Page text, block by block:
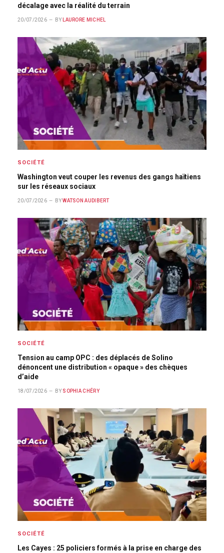
décalage avec la réalité du terrain
20/07/2026 BY LAURORE MICHEL
SOCIÉTÉ
Washington veut couper les revenus des gangs haïtiens
sur les réseaux sociaux
20/07/2026 BY WATSON AUDIBERT
SOCIÉTÉ
Tension au camp OPC : des déplacés de Solino
dénoncent une distribution « opaque » des chèques
d’aide
18/07/2026 BY SOPHIA CHÉRY
SOCIÉTÉ
Les Cayes : 25 policiers formés à la prise en charge des